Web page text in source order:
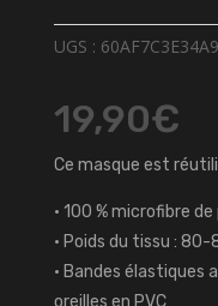
UGS :
19,90€
Ce masque est
• 100 % microfibre
• Poids du tissu :
• Bandes élastiques
oreilles en PVC